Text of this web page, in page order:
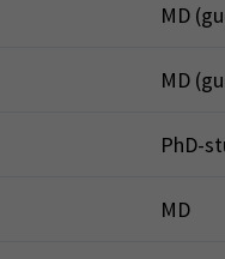
MD
MD
PhD-
MD